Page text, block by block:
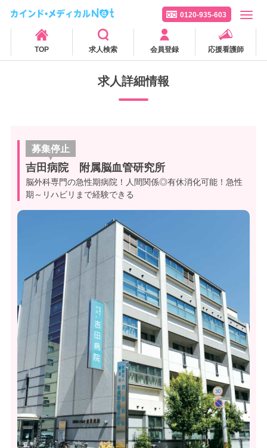
0120-935-603
TOP 求人検索 会員登録 応援看護師
求人詳細情報
募集停止
吉田病院 附属脳血管研究所
脳外科専門の急性期病院！人間関係◎有休消化可能！急性
期～リハビリまで経験できる